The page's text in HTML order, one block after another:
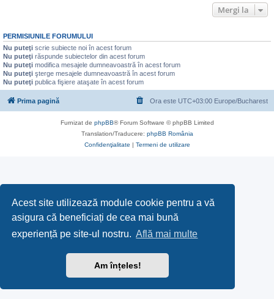
Acest site utilizează module cookie pentru a vă
asigura că beneficiați de cea mai bună
experiență pe site-ul nostru. Află mai multe
Am înțeles!
Mergi la
PERMISIUNILE FORUMULUI
Nu puteţi scrie subiecte noi în acest forum
Nu puteţi răspunde subiectelor din acest forum
Nu puteţi modifica mesajele dumneavoastră în acest forum
Nu puteţi şterge mesajele dumneavoastră în acest forum
Nu puteţi publica fişiere ataşate în acest forum
Prima pagină Ora este UTC+03:00 Europe/Bucharest
Furnizat de phpBB® Forum Software © phpBB Limited
Translation/Traducere: phpBB România
Confidenţialitate | Termeni de utilizare